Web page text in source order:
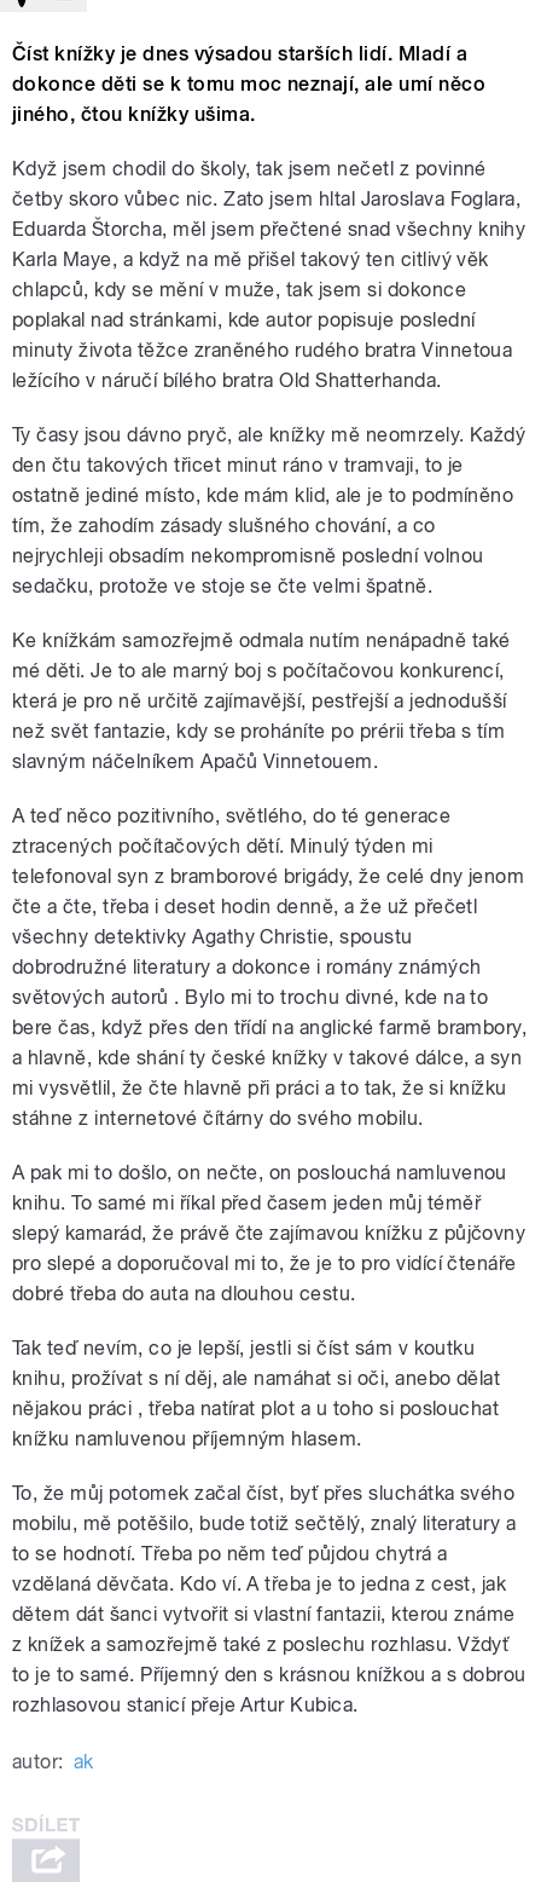
Číst knížky je dnes výsadou starších lidí. Mladí a
dokonce děti se k tomu moc neznají, ale umí něco
jiného, čtou knížky ušima.
Když jsem chodil do školy, tak jsem nečetl z povinné
četby skoro vůbec nic. Zato jsem hltal Jaroslava Foglara,
Eduarda Štorcha, měl jsem přečtené snad všechny knihy
Karla Maye, a když na mě přišel takový ten citlivý věk
chlapců, kdy se mění v muže, tak jsem si dokonce
poplakal nad stránkami, kde autor popisuje poslední
minuty života těžce zraněného rudého bratra Vinnetoua
ležícího v náručí bílého bratra Old Shatterhanda.
Ty časy jsou dávno pryč, ale knížky mě neomrzely. Každý
den čtu takových třicet minut ráno v tramvaji, to je
ostatně jediné místo, kde mám klid, ale je to podmíněno
tím, že zahodím zásady slušného chování, a co
nejrychleji obsadím nekompromisně poslední volnou
sedačku, protože ve stoje se čte velmi špatně.
Ke knížkám samozřejmě odmala nutím nenápadně také
mé děti. Je to ale marný boj s počítačovou konkurencí,
která je pro ně určitě zajímavější, pestřejší a jednodušší
než svět fantazie, kdy se proháníte po prérii třeba s tím
slavným náčelníkem Apačů Vinnetouem.
A teď něco pozitivního, světlého, do té generace
ztracených počítačových dětí. Minulý týden mi
telefonoval syn z bramborové brigády, že celé dny jenom
čte a čte, třeba i deset hodin denně, a že už přečetl
všechny detektivky Agathy Christie, spoustu
dobrodružné literatury a dokonce i romány známých
světových autorů . Bylo mi to trochu divné, kde na to
bere čas, když přes den třídí na anglické farmě brambory,
a hlavně, kde shání ty české knížky v takové dálce, a syn
mi vysvětlil, že čte hlavně při práci a to tak, že si knížku
stáhne z internetové čítárny do svého mobilu.
A pak mi to došlo, on nečte, on poslouchá namluvenou
knihu. To samé mi říkal před časem jeden můj téměř
slepý kamarád, že právě čte zajímavou knížku z půjčovny
pro slepé a doporučoval mi to, že je to pro vidící čtenáře
dobré třeba do auta na dlouhou cestu.
Tak teď nevím, co je lepší, jestli si číst sám v koutku
knihu, prožívat s ní děj, ale namáhat si oči, anebo dělat
nějakou práci , třeba natírat plot a u toho si poslouchat
knížku namluvenou příjemným hlasem.
To, že můj potomek začal číst, byť přes sluchátka svého
mobilu, mě potěšilo, bude totiž sečtělý, znalý literatury a
to se hodnotí. Třeba po něm teď půjdou chytrá a
vzdělaná děvčata. Kdo ví. A třeba je to jedna z cest, jak
dětem dát šanci vytvořit si vlastní fantazii, kterou známe
z knížek a samozřejmě také z poslechu rozhlasu. Vždyť
to je to samé. Příjemný den s krásnou knížkou a s dobrou
rozhlasovou stanicí přeje Artur Kubica.
autor: ak